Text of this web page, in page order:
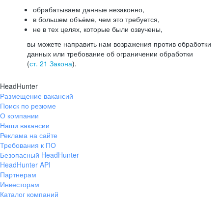
обрабатываем данные незаконно,
в большем объёме, чем это требуется,
не в тех целях, которые были озвучены,
вы можете направить нам возражения против обработки
данных или требование об ограничении обработки
(ст. 21 Закона).
HeadHunter
Размещение вакансий
Поиск по резюме
О компании
Наши вакансии
Реклама на сайте
Требования к ПО
Безопасный HeadHunter
HeadHunter API
Партнерам
Инвесторам
Каталог компаний